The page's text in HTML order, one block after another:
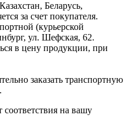
Беларусь,
за счет покупателя.
(курьерской
ул. Шефская, 62.
в цену продукции, при
заказать транспортную
соответствия на вашу